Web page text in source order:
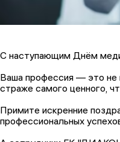
С наступающим Днём
Ваша профессия — это не
страже самого ценного,
Примите искренние
профессиональных